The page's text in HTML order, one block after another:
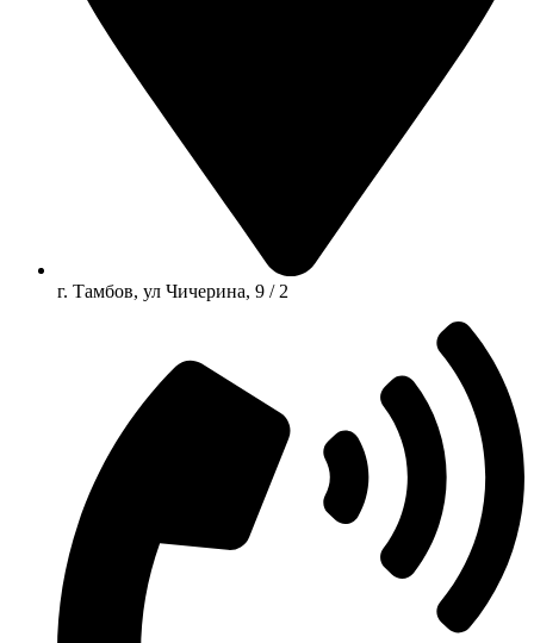
г. Тамбов, ул Чичерина, 9 / 2